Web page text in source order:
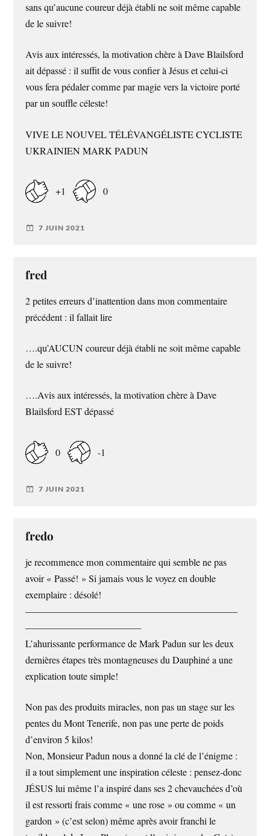
sans qu’aucune coureur déjà établi ne soit même capable
de le suivre!
Avis aux intéressés, la motivation chère à Dave Blailsford
ait dépassé : il suffit de vous confier à Jésus et celui-ci
vous fera pédaler comme par magie vers la victoire porté
par un souffle céleste!
VIVE LE NOUVEL TÉLÉVANGÉLISTE CYCLISTE
UKRAINIEN MARK PADUN
+1 0
7 JUIN 2021
fred
2 petites erreurs d’inattention dans mon commentaire
précédent : il fallait lire
….qu’AUCUN coureur déjà établi ne soit même capable
de le suivre!
….Avis aux intéressés, la motivation chère à Dave
Blailsford EST dépassé
0 -1
7 JUIN 2021
fredo
je recommence mon commentaire qui semble ne pas
avoir « Passé! » Si jamais vous le voyez en double
exemplaire : désolé!
——————————————————————
————————————
L’ahurissante performance de Mark Padun sur les deux
dernières étapes très montagneuses du Dauphiné a une
explication toute simple!
Non pas des produits miracles, non pas un stage sur les
pentes du Mont Tenerife, non pas une perte de poids
d’environ 5 kilos!
Non, Monsieur Padun nous a donné la clé de l’énigme :
il a tout simplement une inspiration céleste : pensez-donc
JÉSUS lui même l’a inspiré dans ses 2 chevauchées d’où
il est ressorti frais comme « une rose » ou comme « un
gardon » (c’est selon) même après avoir franchi le